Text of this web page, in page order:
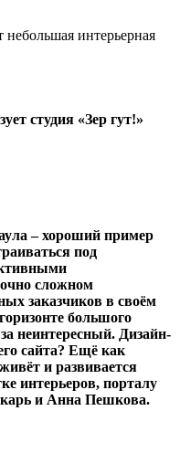
небольшая интерьерная
студия «Зер гут!»
– хороший пример
под
сложном
заказчиков в своём
большого
неинтересный. Дизайн-
сайта? Ещё как
и развивается
интерьеров, порталу
и Анна Пешкова.